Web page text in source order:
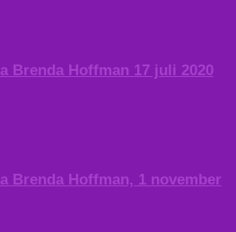
Brenda Hoffman 17 juli 2020
Brenda Hoffman, 1 november